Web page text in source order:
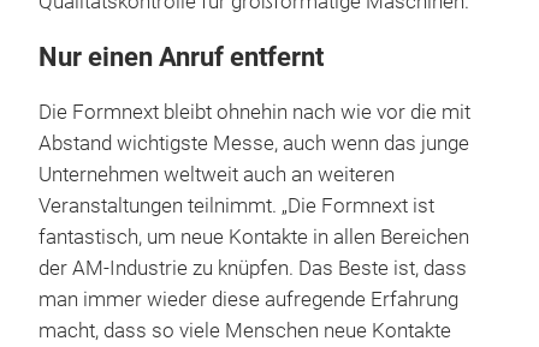
Nur einen Anruf entfernt
Die Formnext bleibt ohnehin nach wie vor die mit
Abstand wichtigste Messe, auch wenn das junge
Unternehmen weltweit auch an weiteren
Veranstaltungen teilnimmt. „Die Formnext ist
fantastisch, um neue Kontakte in allen Bereichen
der AM-Industrie zu knüpfen. Das Beste ist, dass
man immer wieder diese aufregende Erfahrung
macht, dass so viele Menschen neue Kontakte